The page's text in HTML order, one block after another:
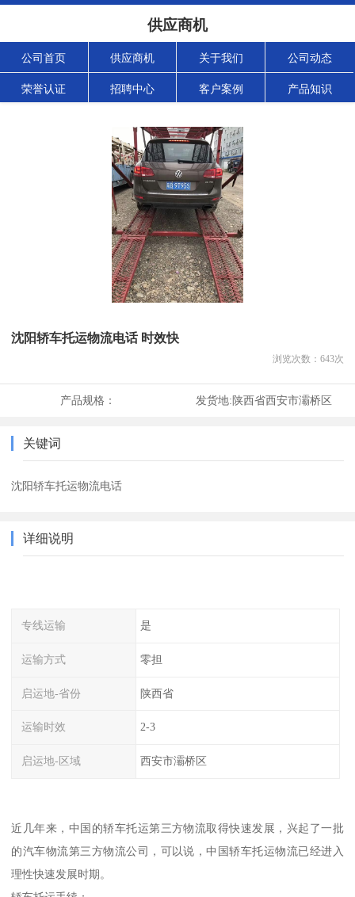
供应商机
公司首页 供应商机 关于我们 公司动态
荣誉认证 招聘中心 客户案例 产品知识
沈阳轿车托运物流电话 时效快
浏览次数： 643次
产品规格： 发货地:陕西省西安市灞桥区
关键词
沈阳轿车托运物流电话
详细说明
专线运输 是
运输方式 零担
启运地-省份 陕西省
运输时效 2-3
启运地-区域 西安市灞桥区
近几年来，中国的轿车托运第三方物流取得快速发展，兴起了一批
的汽车物流第三方物流公司，可以说，中国轿车托运物流已经进入
理性快速发展时期。